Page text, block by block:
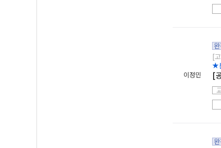
이정민
[
★
[